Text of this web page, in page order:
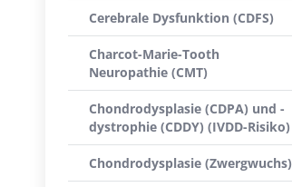
Cerebrale Dysfunktion (CDFS)
Charcot-Marie-Tooth
Neuropathie (CMT)
Chondrodysplasie (CDPA) und -
dystrophie (CDDY) (IVDD-Risiko)
Chondrodysplasie (Zwergwuchs)